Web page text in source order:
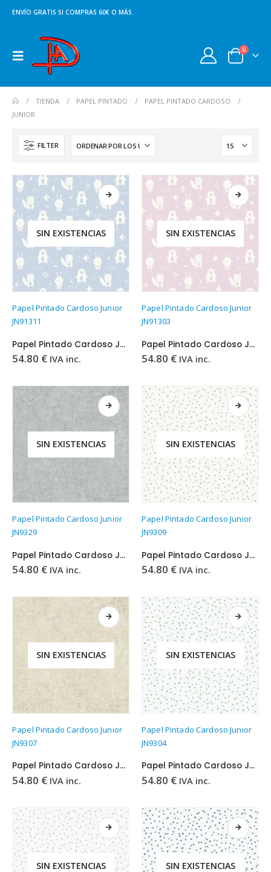
ENVÍO GRATIS SI COMPRAS 60€ O MÁS.
0
TIENDA PAPEL PINTADO
PAPEL PINTADO CARDOSO
JUNIOR
FILTER
SIN EXISTENCIAS
Papel Pintado Cardoso Junior
JN91311
Papel Pintado Cardoso Junior JN91311
54.80 € IVA inc.
SIN EXISTENCIAS
Papel Pintado Cardoso Junior
JN91303
Papel Pintado Cardoso Junior JN91303
54.80 € IVA inc.
SIN EXISTENCIAS
Papel Pintado Cardoso Junior
JN9329
Papel Pintado Cardoso Junior JN9329
54.80 € IVA inc.
SIN EXISTENCIAS
Papel Pintado Cardoso Junior
JN9309
Papel Pintado Cardoso Junior JN9309
54.80 € IVA inc.
SIN EXISTENCIAS
Papel Pintado Cardoso Junior
JN9307
Papel Pintado Cardoso Junior JN9307
54.80 € IVA inc.
SIN EXISTENCIAS
Papel Pintado Cardoso Junior
JN9304
Papel Pintado Cardoso Junior JN9304
54.80 € IVA inc.
SIN EXISTENCIAS SIN EXISTENCIAS